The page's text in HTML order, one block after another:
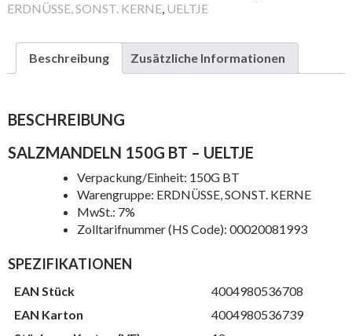
ERDNÜSSE, SONST. KERNE, UELTJE
Beschreibung Zusätzliche Informationen
BESCHREIBUNG
SALZMANDELN 150G BT – UELTJE
Verpackung/Einheit: 150G BT
Warengruppe: ERDNÜSSE, SONST. KERNE
MwSt.: 7%
Zolltarifnummer (HS Code): 00020081993
SPEZIFIKATIONEN
EAN Stück
4004980536708
EAN Karton
4004980536739